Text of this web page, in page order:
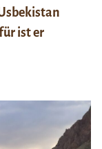
ist er